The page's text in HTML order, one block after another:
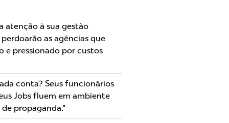
atenção à sua gestão
as agências que
e pressionado por custos
conta? Seus funcionários
Jobs fluem em ambiente
propaganda.”